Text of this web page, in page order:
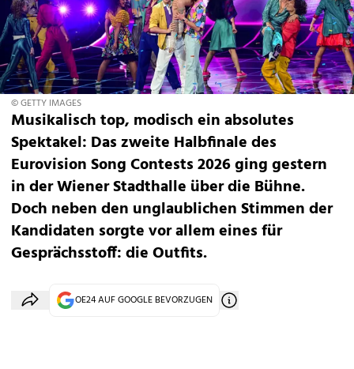
© GETTY IMAGES
Musikalisch top, modisch ein absolutes
Spektakel: Das zweite Halbfinale des
Eurovision Song Contests 2026 ging gestern
in der Wiener Stadthalle über die Bühne.
Doch neben den unglaublichen Stimmen der
Kandidaten sorgte vor allem eines für
Gesprächsstoff: die Outfits.
OE24 AUF GOOGLE BEVORZUGEN